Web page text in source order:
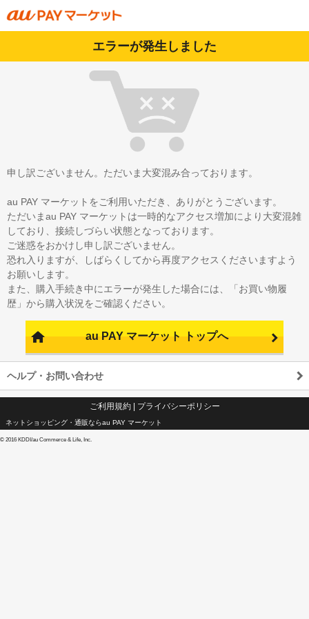
エラーが発生しました
申し訳ございません。ただいま大変混み合っております。
au PAY マーケットをご利用いただき、ありがとうございます。
ただいまau PAY マーケットは一時的なアクセス増加により大変混雑
しており、接続しづらい状態となっております。
ご迷惑をおかけし申し訳ございません。
恐れ入りますが、しばらくしてから再度アクセスくださいますよう
お願いします。
また、購入手続き中にエラーが発生した場合には、「お買い物履
歴」から購入状況をご確認ください。
au PAY マーケット トップへ
ヘルプ・お問い合わせ
ご利用規約| プライバシーポリシー
ネットショッピング・通販ならau PAY マーケット
© 2016 KDDI/au Commerce & Life, Inc.